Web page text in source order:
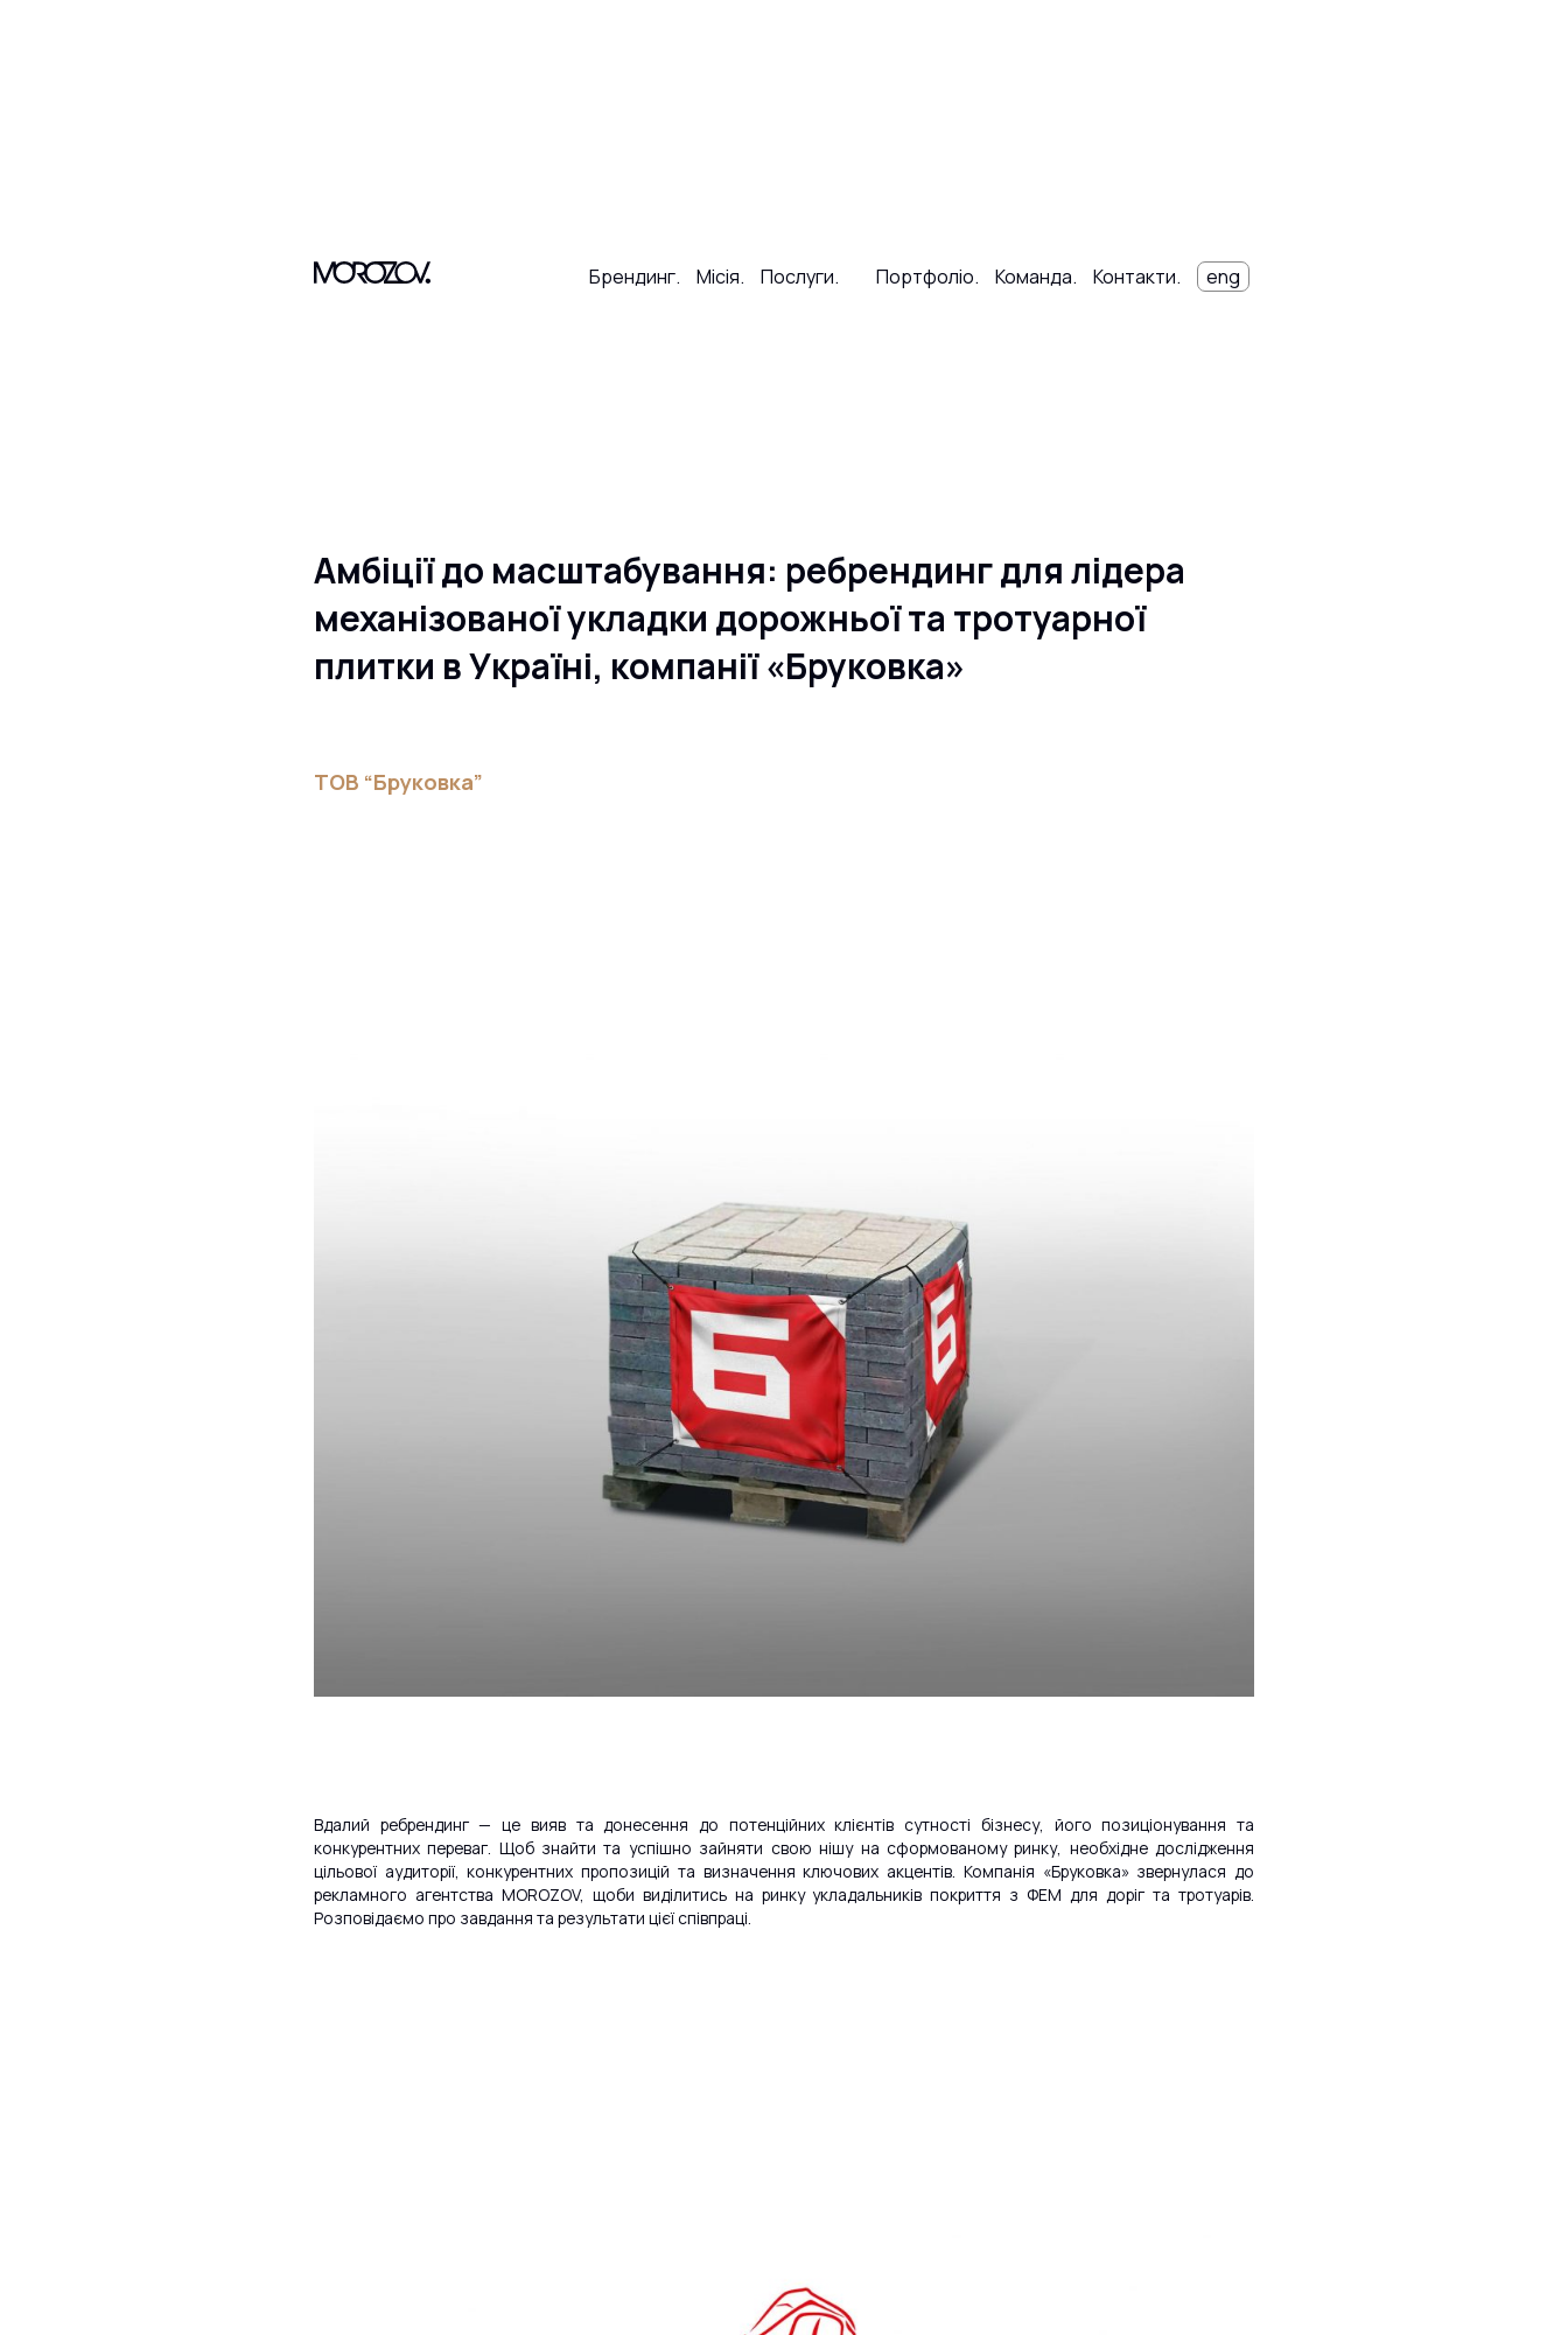
Брендинг. Місія. Послуги. Портфоліо. Команда. Контакти. eng
Амбіції до масштабування: ребрендинг для лідера
механізованої укладки дорожньої та тротуарної
плитки в Україні, компанії «Бруковка»
ТОВ “Бруковка”
Вдалий ребрендинг — це вияв та донесення до потенційних клієнтів сутності бізнесу, його позиціонування та
конкурентних переваг. Щоб знайти та успішно зайняти свою нішу на сформованому ринку, необхідне дослідження
цільової аудиторії, конкурентних пропозицій та визначення ключових акцентів. Компанія «Бруковка» звернулася до
рекламного агентства MOROZOV, щоби виділитись на ринку укладальників покриття з ФЕМ для доріг та тротуарів.
Розповідаємо про завдання та результати цієї співпраці.